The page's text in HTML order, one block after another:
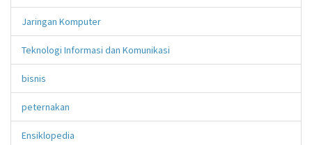
Jaringan Komputer
Teknologi Informasi dan Komunikasi
bisnis
peternakan
Ensiklopedia